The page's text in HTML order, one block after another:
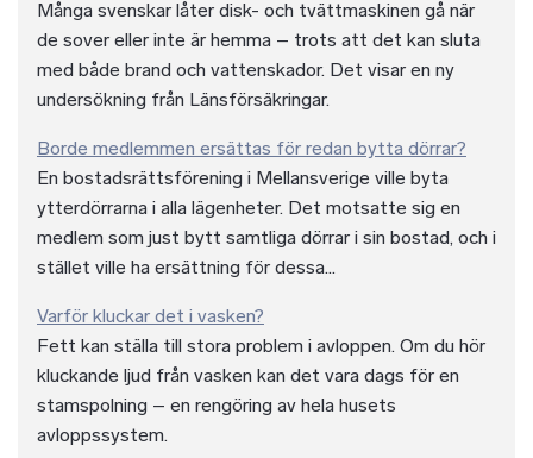
Många svenskar låter disk- och tvättmaskinen gå när
de sover eller inte är hemma – trots att det kan sluta
med både brand och vattenskador. Det visar en ny
undersökning från Länsförsäkringar.
Borde medlemmen ersättas för redan bytta dörrar?
En bostadsrättsförening i Mellansverige ville byta
ytterdörrarna i alla lägenheter. Det motsatte sig en
medlem som just bytt samtliga dörrar i sin bostad, och i
stället ville ha ersättning för dessa...
Varför kluckar det i vasken?
Fett kan ställa till stora problem i avloppen. Om du hör
kluckande ljud från vasken kan det vara dags för en
stamspolning – en rengöring av hela husets
avloppssystem.